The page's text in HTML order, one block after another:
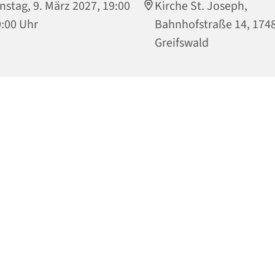
9. März 2027, 19:00
Uhr
Kirche St. Joseph,
Bahnhofstraße 14,
Greifswald